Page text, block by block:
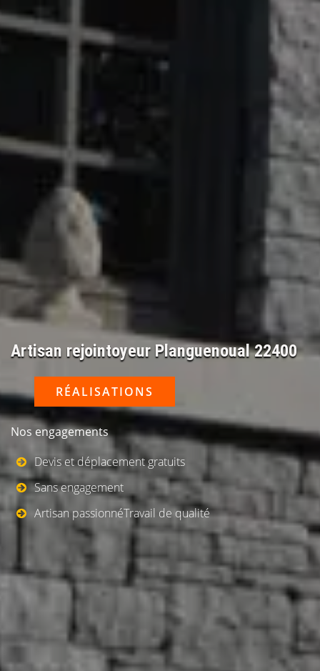
Artisan rejointoyeur Planguenoual 22400
RÉALISATIONS
Nos engagements
Devis et déplacement gratuits
Sans engagement
Artisan passionnéTravail de qualité